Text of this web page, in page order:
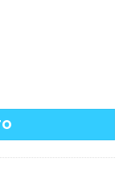
BMW M52